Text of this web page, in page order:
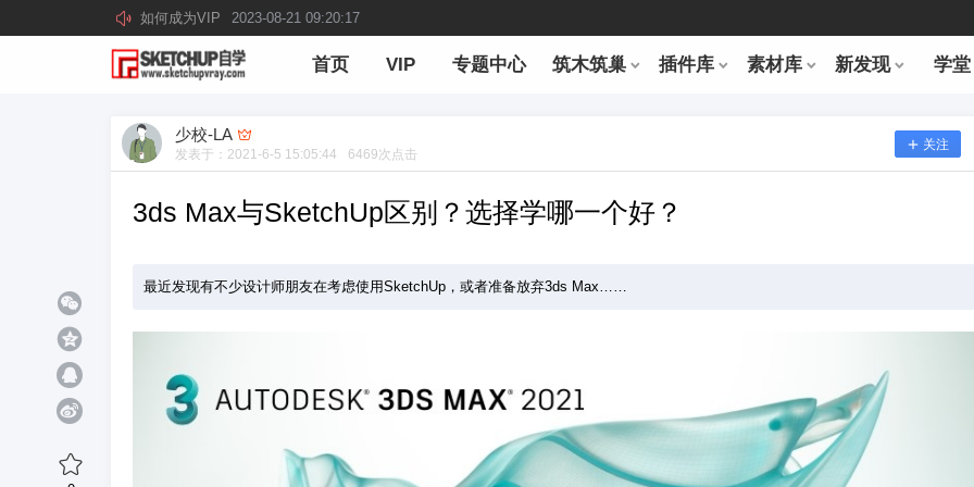
如何成为VIP 2023-08-21 09:20:17
首页 VIP 专题中心 筑木筑巢 插件库 素材库 新发现 学堂
少校-LA
发表于： 2021-6-5 15:05:44 6469次点击
关注
3ds Max与SketchUp区别？选择学哪一个好？
最近发现有不少设计师朋友在考虑使用SketchUp，或者准备放弃3ds Max……